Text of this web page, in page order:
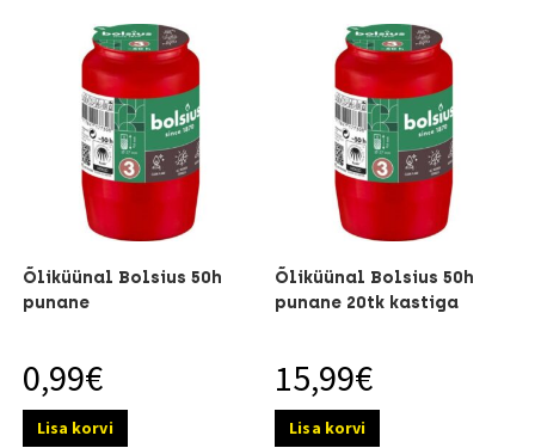
Õliküünal Bolsius 50h
punane
0,99€
Lisa korvi
Õliküünal Bolsius 50h
punane 20tk kastiga
15,99€
Lisa korvi